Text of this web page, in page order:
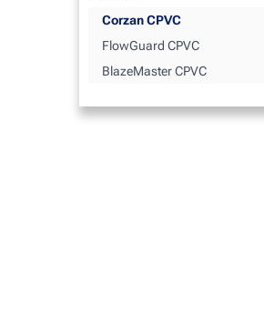
Corzan CPVC
FlowGuard CPVC
BlazeMaster CPVC